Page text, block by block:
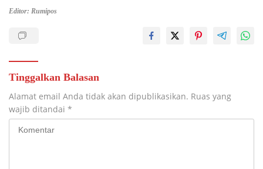
Editor: Rumipos
Tinggalkan Balasan
Alamat email Anda tidak akan dipublikasikan. Ruas yang
wajib ditandai *